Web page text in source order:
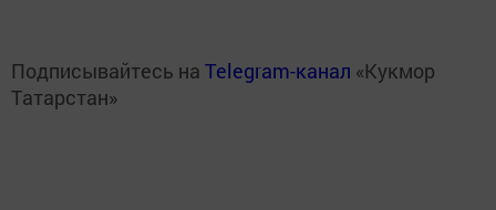
Подписывайтесь на Telegram-канал «Кукмор
Татарстан»